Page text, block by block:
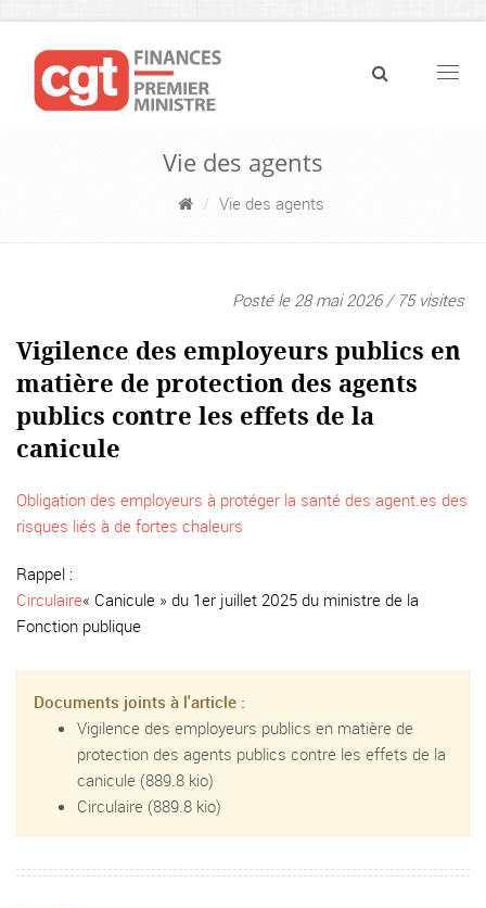
Vie des agents
Vie des agents
Posté le 28 mai 2026 / 75 visites
Vigilence des employeurs publics en
matière de protection des agents
publics contre les effets de la
canicule
Obligation des employeurs à protéger la santé des agent.es des
risques liés à de fortes chaleurs
Rappel :
Circulaire« Canicule » du 1er juillet 2025 du ministre de la
Fonction publique
Documents joints à l'article :
Vigilence des employeurs publics en matière de
protection des agents publics contre les effets de la
canicule (889.8 kio)
Circulaire (889.8 kio)